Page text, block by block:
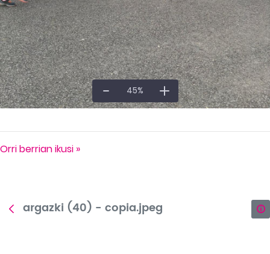
45%
Orri berrian ikusi »
argazki (40) - copia.jpeg